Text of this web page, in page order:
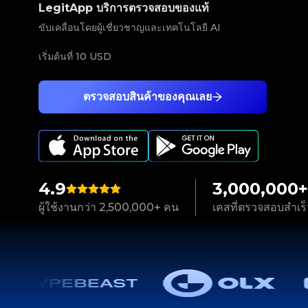
4.9
ผู้ใช้งานกว่า 2,500,000+ คน
3,000,000+
เคสที่ตรวจสอบสำเ
ตรวจสอบสินค้าของคุณเลย
LegitApp บริการตรวจสอบของแท้
ขับเคลื่อนโดยผู้เชี่ยวชาญและเทคโนโลยี AI
เริ่มต้นที่ 10 USD